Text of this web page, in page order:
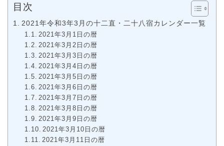
目次
2021年令和3年3月の十二直・二十八宿カレンダー一覧
2021年3月1日の暦
2021年3月2日の暦
2021年3月3日の暦
2021年3月4日の暦
2021年3月5日の暦
2021年3月6日の暦
2021年3月7日の暦
2021年3月8日の暦
2021年3月9日の暦
2021年3月10日の暦
2021年3月11日の暦